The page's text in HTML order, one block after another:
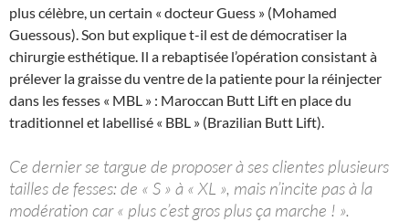
plus célèbre, un certain « docteur Guess » (Mohamed
Guessous). Son but explique t-il est de démocratiser la
chirurgie esthétique. Il a rebaptisée l’opération consistant à
prélever la graisse du ventre de la patiente pour la réinjecter
dans les fesses « MBL » : Maroccan Butt Lift en place du
traditionnel et labellisé « BBL » (Brazilian Butt Lift).
Ce dernier se targue de proposer à ses clientes plusieurs
tailles de fesses: de « S » à « XL », mais n’incite pas à la
modération car « plus c’est gros plus ça marche ! ».